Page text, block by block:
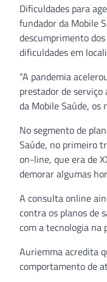
Dificuldades para
fundador da Mobile
descumprimento
dificuldades em
“A pandemia
prestador de serviço
da Mobile Saúde, os
No segmento de
Saúde, no primeiro
on-line, que era de
demorar algumas
A consulta online
contra os planos de
com a tecnologia na
Auriemma acredita
comportamento de